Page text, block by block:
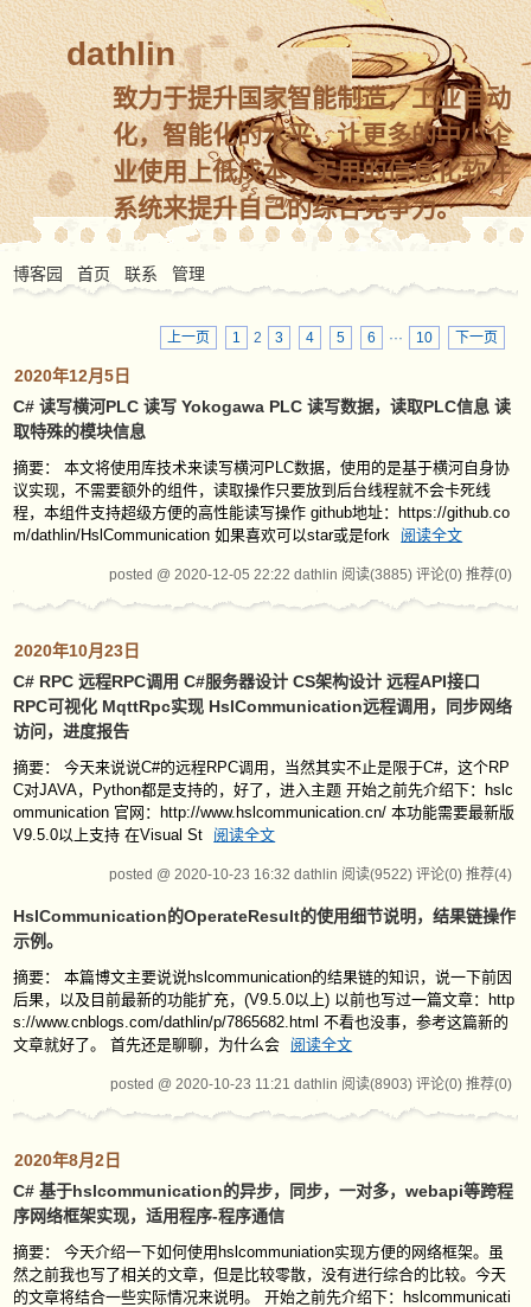
dathlin
致力于提升国家智能制造，工业自动
化，智能化的水平，让更多的中小企
业使用上低成本，实用的信息化软件
系统来提升自己的综合竞争力。
博客园 首页 联系 管理
上一页 1 2 3 4 5 6 ··· 10 下一页
2020年12月5日
C# 读写横河PLC 读写 Yokogawa PLC 读写数据，读取PLC信息 读
取特殊的模块信息
摘要： 本文将使用库技术来读写横河PLC数据，使用的是基于横河自身协
议实现，不需要额外的组件，读取操作只要放到后台线程就不会卡死线
程，本组件支持超级方便的高性能读写操作 github地址：https://github.co
m/dathlin/HslCommunication 如果喜欢可以star或是fork
阅读全文
posted @ 2020-12-05 22:22 dathlin 阅读(3885) 评论(0) 推荐(0)
2020年10月23日
C# RPC 远程RPC调用 C#服务器设计 CS架构设计 远程API接口
RPC可视化 MqttRpc实现 HslCommunication远程调用，同步网络
访问，进度报告
摘要： 今天来说说C#的远程RPC调用，当然其实不止是限于C#，这个RP
C对JAVA，Python都是支持的，好了，进入主题 开始之前先介绍下：hslc
ommunication 官网：http://www.hslcommunication.cn/ 本功能需要最新版
V9.5.0以上支持 在Visual St
阅读全文
posted @ 2020-10-23 16:32 dathlin 阅读(9522) 评论(0) 推荐(4)
HslCommunication的OperateResult的使用细节说明，结果链操作
示例。
摘要： 本篇博文主要说说hslcommunication的结果链的知识，说一下前因
后果，以及目前最新的功能扩充，(V9.5.0以上) 以前也写过一篇文章：http
s://www.cnblogs.com/dathlin/p/7865682.html 不看也没事，参考这篇新的
文章就好了。 首先还是聊聊，为什么会
阅读全文
posted @ 2020-10-23 11:21 dathlin 阅读(8903) 评论(0) 推荐(0)
2020年8月2日
C# 基于hslcommunication的异步，同步，一对多，webapi等跨程
序网络框架实现，适用程序-程序通信
摘要： 今天介绍一下如何使用hslcommuniation实现方便的网络框架。虽
然之前我也写了相关的文章，但是比较零散，没有进行综合的比较。今天
的文章将结合一些实际情况来说明。 开始之前先介绍下：hslcommunicati